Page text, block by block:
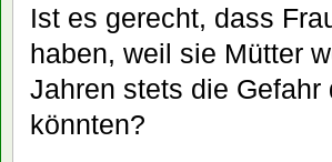
Ist es gerecht, dass
haben, weil sie Mütter
Jahren stets die
könnten?